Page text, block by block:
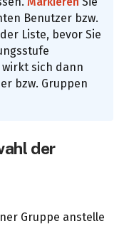
Benutzer bzw.
Liste, bevor Sie
wirkt sich dann
bzw. Gruppen
der
Gruppe anstelle